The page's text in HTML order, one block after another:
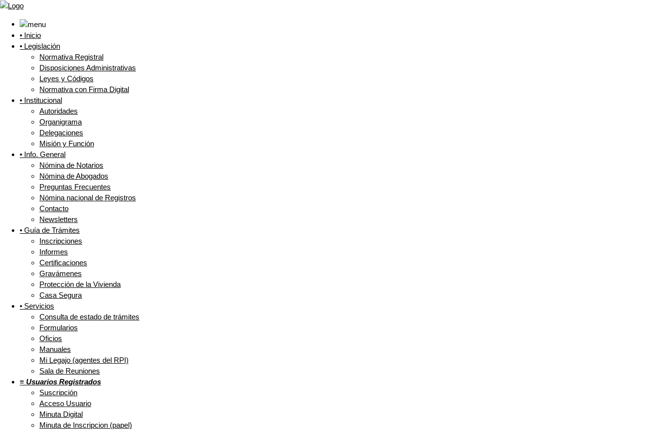
• Inicio
• Legislación
Normativa Registral
Disposiciones Administrativas
Leyes y Códigos
Normativa con Firma Digital
• Institucional
Autoridades
Organigrama
Delegaciones
Misión y Función
• Info. General
Nómina de Notarios
Nómina de Abogados
Preguntas Frecuentes
Nómina nacional de Registros
Contacto
Newsletters
• Guía de Trámites
Inscripciones
Informes
Certificaciones
Gravámenes
Protección de la Vivienda
Casa Segura
• Servicios
Consulta de estado de trámites
Formularios
Oficios
Manuales
Mi Legajo (agentes del RPI)
Sala de Reuniones
≡ Usuarios Registrados
Suscripción
Acceso Usuario
Minuta Digital
Minuta de Inscripcion (papel)